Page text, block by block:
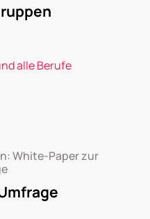
alle Berufe
White-Paper zur